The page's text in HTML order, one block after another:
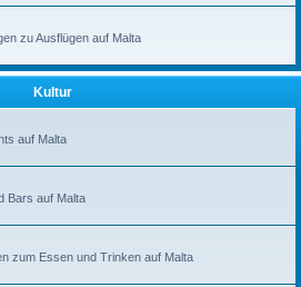
zu Ausflügen auf Malta
Kultur
auf Malta
Bars auf Malta
zum Essen und Trinken auf Malta